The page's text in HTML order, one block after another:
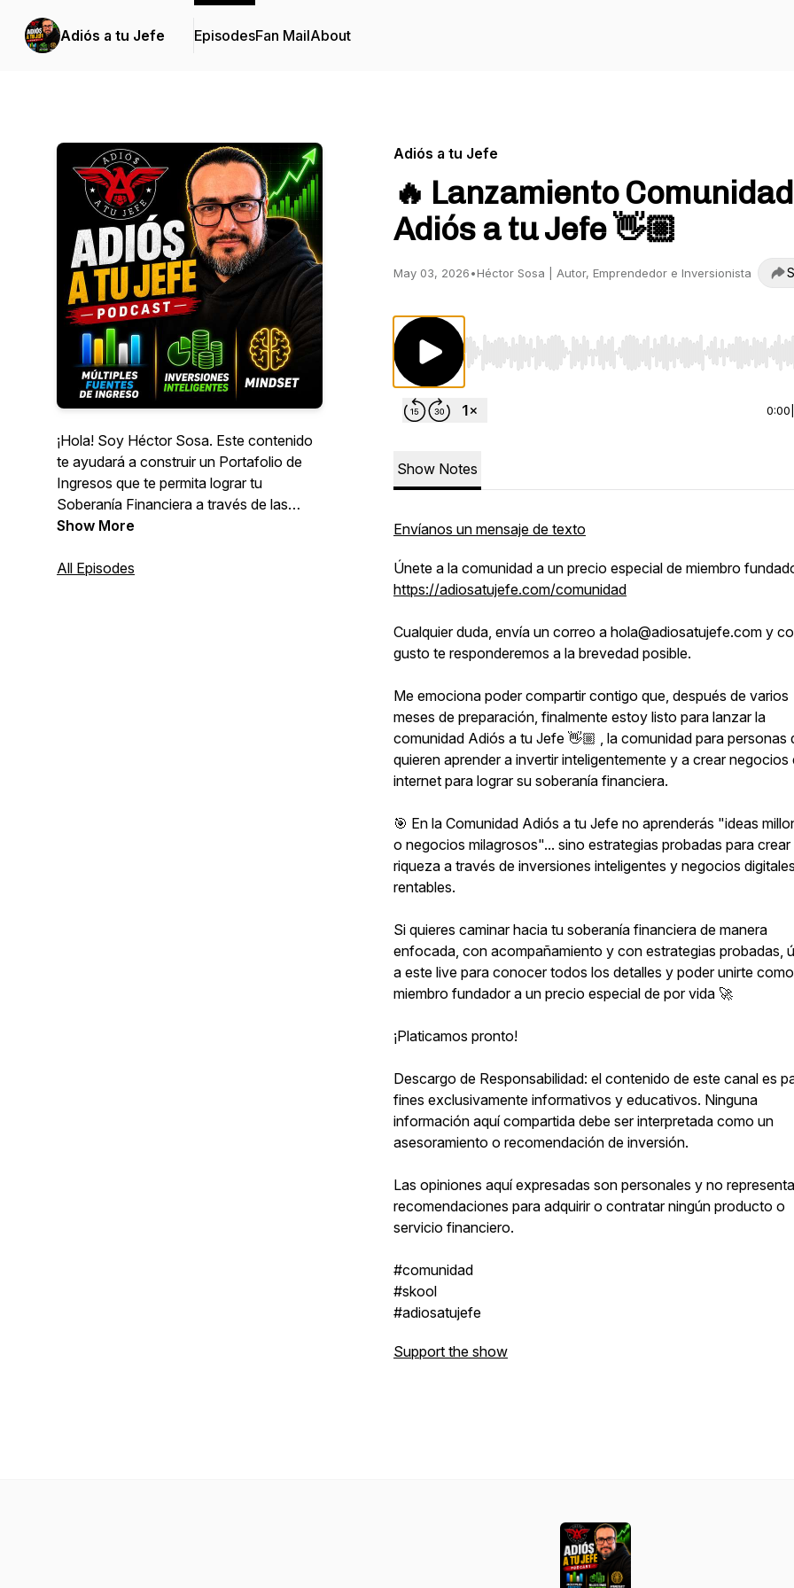
Adiós a tu Jefe EpisodesFan MailAbout
¡Hola! Soy Héctor Sosa. Este contenido
te ayudará a construir un Portafolio de
Ingresos que te permita lograr tu
Soberanía Financiera a través de las
Inversiones y Negocios. Si buscas
mismo y liberar tu máximo potencial,
Show More
All Episodes
Adiós a tu Jefe
🔥 Lanzamiento Comunidad
Adiós a tu Jefe 👋🏼
May 03, 2026•Héctor Sosa | Autor, Emprendedor e Inversionista
Use Left/Right to seek, Home/End to jump to start
0:00
Show Notes
Envíanos un mensaje de texto
Únete a la comunidad a un precio especial de miembro
https://adiosatujefe.com/comunidad
Cualquier duda, envía un correo a hola@adiosatujefe.com y
gusto te responderemos a la brevedad posible.
Me emociona poder compartir contigo que, después de varios
meses de preparación, finalmente estoy listo para lanzar la
comunidad Adiós a tu Jefe 👋🏼 , la comunidad para personas
quieren aprender a invertir inteligentemente y a crear negocios
internet para lograr su soberanía financiera.
🎯 En la Comunidad Adiós a tu Jefe no aprenderás "ideas
o negocios milagrosos"... sino estrategias probadas para crear
riqueza a través de inversiones inteligentes y negocios digitales
rentables.
Si quieres caminar hacia tu soberanía financiera de manera
enfocada, con acompañamiento y con estrategias probadas,
a este live para conocer todos los detalles y poder unirte como
miembro fundador a un precio especial de por vida 🚀
¡Platicamos pronto!
Descargo de Responsabilidad: el contenido de este canal es
fines exclusivamente informativos y educativos. Ninguna
información aquí compartida debe ser interpretada como un
asesoramiento o recomendación de inversión.
Las opiniones aquí expresadas son personales y no
recomendaciones para adquirir o contratar ningún producto o
servicio financiero.
#comunidad
#skool
#adiosatujefe
Support the show